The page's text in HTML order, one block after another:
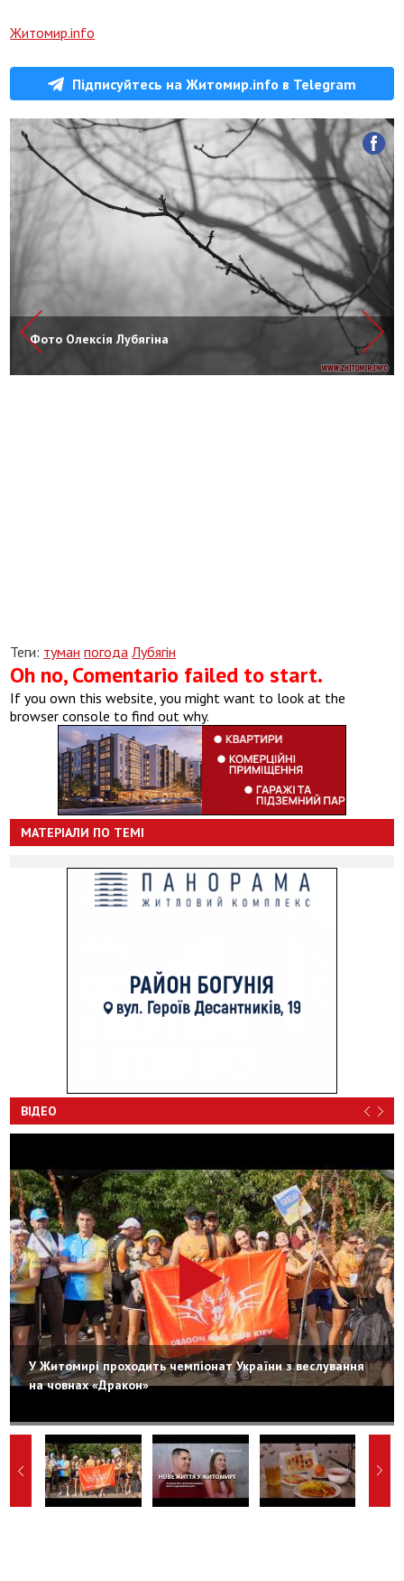
Житомир.info
Підписуйтесь на Житомир.info в Telegram
Фото Олексія Лубягіна
Теги: туман погода Лубягін
Oh no, Comentario failed to start.
If you own this website, you might want to look at the
browser console to find out why.
МАТЕРІАЛИ ПО ТЕМІ
ВІДЕО
У Житомирі проходить чемпіонат України з веслування
на човнах «Дракон»